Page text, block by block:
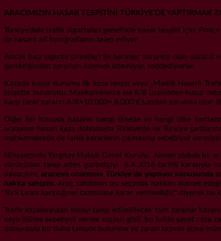
ARACIMIZIN HASAR TESPİTİNİ TÜRKİYE’DE YAPTIRMAK
Türkiye’deki trafik sigortaları genellikle hasar tespiti için;
ile hasara ait fotoğraflarını talep ediyor.
Ancak bazı sigorta şirketleri ile beraber sorumlu olan sürücü
gerektiğinden zararları ödemek istemiyor, reddediyorlar.
Kazada kusur durumu ilk kaza tespit veya „Maddi Hasarlı
tespitte bulunulur. Mahkemelerce ise 8/8 üzerinden kusur
karşı taraf zararın 6/8×10.000= 8.000 €‘sundan sorumlu olur.
Diğer bir konuda hasarın hangi ülkede ve hangi ülke
arabanın hasarı kaza dolayısıyla Türkiye’de ve Türkiye
mahkemelerde de farklı kararların çıkmasına sebebiyet
Nihayetinde Yargıtay Hukuk Genel Kurulu, Alman plakalı bir
sürücüden talep eden gurbetçiyi 6.4.2016 tarihli kararıyla
davacının,aracının onarımını Türkiye’de yapması
hakka sahiptir. Araç sahibinin bu seçimlik hakkını ikamet
Türk Lirası karşılığının tazminine karar verilmelidir.“ diyerek
Trafik kazalarından dolayı talep edilebilecek tüm zararlar
veya ölüme sebebyet verme suçları gibi) bu halde şayet ceza
dolayısıyla bir daha talepte bulunma ve zararı tazmin etme